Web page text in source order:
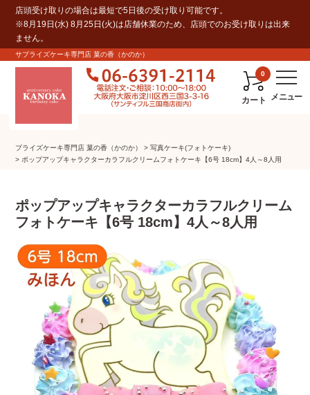
店頭受け取りの場合は最短で5日後の受け取り可能です。
※8月19日(水) 8月25日(火)は店舗休業のため、店頭でのお受け取りは出来
ません。
サプライズケーキ専門店 菓の香（かのか）
0
カート
プライズケーキ専⾨店 菓の⾹（かのか）
写真ケーキ(フォトケーキ)
ポップアップキャラクターカラフルクリームフォトケーキ【6号 18cm】4人～8人用
ポップアップキャラクターカラフルクリーム
フォトケーキ【6号 18cm】4人～8人用